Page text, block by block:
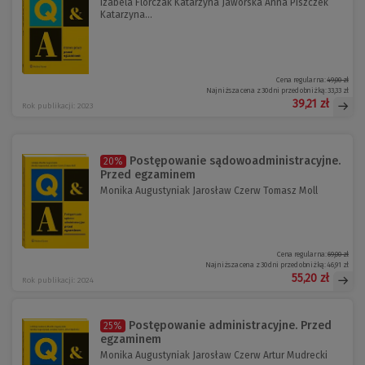
Izabela Florczak Katarzyna Jaworska Anna Piszczek
Katarzyna...
Rok publikacji: 2023
Cena regularna:49,00 zł
Najniższa cena z 30 dni przed obniżką:33,33 zł
39,21 zł
20%
Postępowanie sądowoadministracyjne.
Przed egzaminem
Monika Augustyniak Jarosław Czerw Tomasz Moll
Rok publikacji: 2024
Cena regularna:69,00 zł
Najniższa cena z 30 dni przed obniżką:46,91 zł
55,20 zł
25%
Postępowanie administracyjne. Przed
egzaminem
Monika Augustyniak Jarosław Czerw Artur Mudrecki